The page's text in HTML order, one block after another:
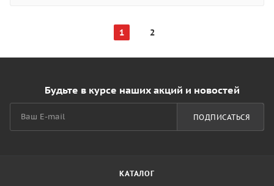
1 2
Будьте в курсе наших акций и новостей
ПОДПИСАТЬСЯ
КАТАЛОГ